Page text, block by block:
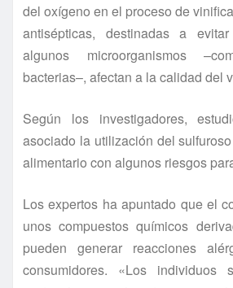
del oxígeno en el proceso de
antisépticas, destinadas a
algunos microorganismos
bacterias–, afectan a la calidad del
Según los investigadores,
asociado la utilización del
alimentario con algunos riesgos
Los expertos ha apuntado que el
unos compuestos químicos
pueden generar reacciones
consumidores. «Los individuos